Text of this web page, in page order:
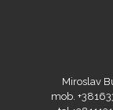
Miroslav
mob.